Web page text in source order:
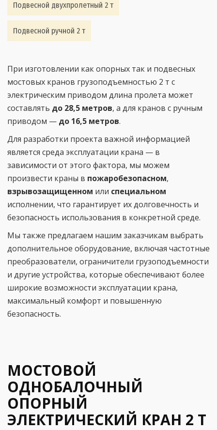
Подвесной двухпролетный 2 т
Подвесной ручной 2 т
При изготовлении как опорных так и подвесных
мостовых кранов грузоподъемностью 2 т с
электрическим приводом длина пролета может
составлять до 28,5 метров, а для кранов с ручным
приводом — до 16,5 метров.
Для разработки проекта важной информацией
является среда эксплуатации крана — в
зависимости от этого фактора, мы можем
произвести краны в пожаробезопасном,
взрывозащищенном или специальном
исполнении, что гарантирует их долговечность и
безопасность использования в конкретной среде.
Мы также предлагаем нашим заказчикам выбрать
дополнительное оборудование, включая частотные
преобразователи, ограничители грузоподъемности
и другие устройства, которые обеспечивают более
широкие возможности эксплуатации крана,
максимальный комфорт и повышенную
безопасность.
МОСТОВОЙ
ОДНОБАЛОЧНЫЙ
ОПОРНЫЙ
ЭЛЕКТРИЧЕСКИЙ КРАН 2 Т